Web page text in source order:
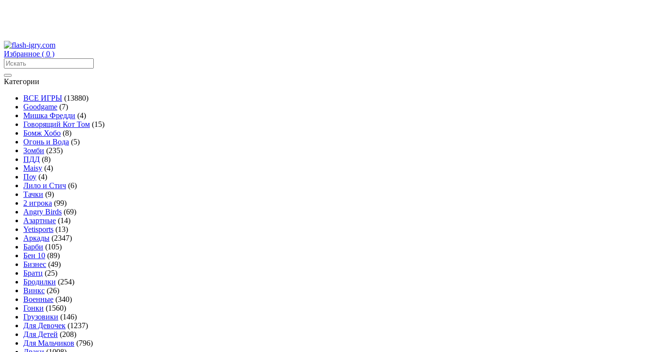
Избранное ( 0 )
Категории
ВСЕ ИГРЫ (13880)
Goodgame (7)
Мишка Фредди (4)
Говорящий Кот Том (15)
Бомж Хобо (8)
Огонь и Вода (5)
Зомби (235)
ПДД (8)
Maisy (4)
Поу (4)
Лило и Стич (6)
Тачки (9)
2 игрока (99)
Angry Birds (69)
Азартные (14)
Yetisports (13)
Аркады (2347)
Барби (105)
Бен 10 (89)
Бизнес (49)
Братц (25)
Бродилки (254)
Винкс (26)
Военные (340)
Гонки (1560)
Грузовики (146)
Для Девочек (1237)
Для Детей (208)
Для Мальчиков (796)